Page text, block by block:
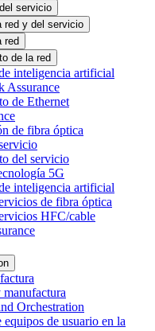
servicio
red y del servicio
red
de la red
inteligencia artificial
Assurance
de Ethernet
de fibra óptica
del servicio
5G
inteligencia artificial
de fibra óptica
HFC/cable
Orchestration
de usuario en la